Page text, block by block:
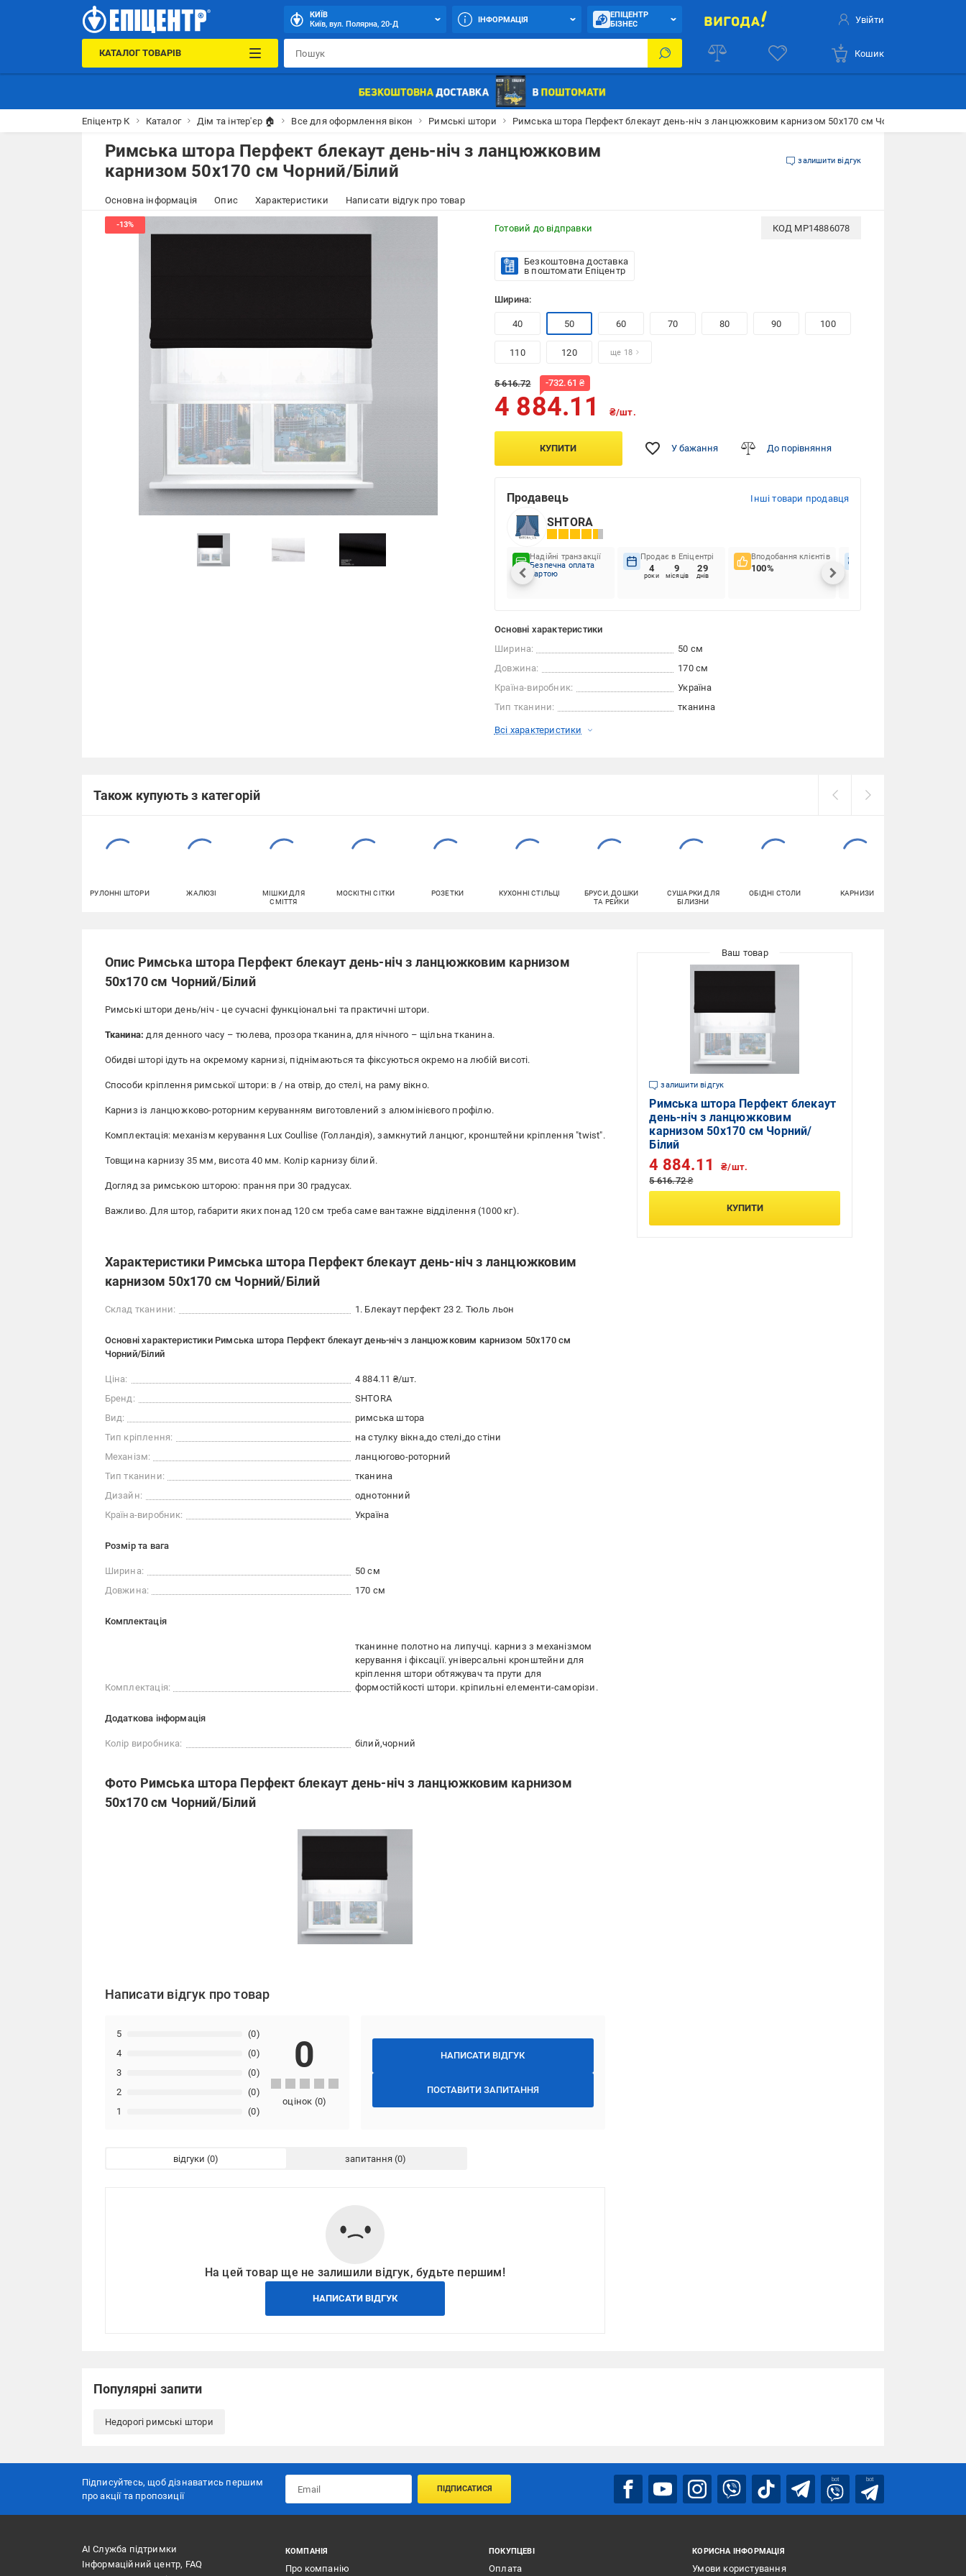
КИЇВ
Київ, вул. Полярна, 20-Д
ІНФОРМАЦІЯ
ЕПІЦЕНТР
БІЗНЕС
Увійти
КАТАЛОГ ТОВАРІВ Кошик
Епіцентр К Каталог Дім та інтер'єр 🏠 Все для оформлення вікон Римські штори Римська штора Перфект блекаут день-ніч з ланцюжковим карнизом 50х170 см Чорний/Білий
Римська штора Перфект блекаут день-ніч з ланцюжковим
карнизом 50х170 см Чорний/Білий
залишити відгук
Основна інформація Опис Характеристики Написати відгук про товар
Готовий до відправки КОД MP14886078
Безкоштовна доставка
в поштомати Епіцентр
Ширина:
40 50 60 70 80 90 100
110 120 ще 18
5 616.72 -732.61 ₴
4 884.11 ₴/шт.
КУПИТИ У бажання До порівняння
Продавець Інші товари продавця
SHTORA
Надійні транзакції
Безпечна оплата
картою
Продає в Епіцентрі
4
роки
9
місяців
29
днів
Вподобання клієнтів
100%
Основні характеристики
Ширина:
50 см
Довжина:
170 см
Країна-виробник:
Україна
Тип тканини:
тканина
Всі характеристики
Також купують з категорій
РУЛОННІ ШТОРИ ЖАЛЮЗІ
МІШКИ ДЛЯ
СМІТТЯ
МОСКІТНІ СІТКИ РОЗЕТКИ КУХОННІ СТІЛЬЦІ
БРУСИ, ДОШКИ
ТА РЕЙКИ
СУШАРКИ ДЛЯ
БІЛИЗНИ
ОБІДНІ СТОЛИ КАРНИЗИ
Опис Римська штора Перфект блекаут день-ніч з ланцюжковим карнизом
50х170 см Чорний/Білий
Римські штори день/ніч - це сучасні функціональні та практичні штори.
Тканина: для денного часу – тюлева, прозора тканина, для нічного – щільна тканина.
Обидві шторі ідуть на окремому карнизі, піднімаються та фіксуються окремо на любій висоті.
Способи кріплення римської штори: в / на отвір, до стелі, на раму вікно.
Карниз із ланцюжково-роторним керуванням виготовлений з алюмінієвого профілю.
Комплектація: механізм керування Lux Coullise (Голландія), замкнутий ланцюг, кронштейни кріплення "twist".
Товщина карнизу 35 мм, висота 40 мм. Колір карнизу білий.
Догляд за римською шторою: прання при 30 градусах.
Важливо. Для штор, габарити яких понад 120 см треба саме вантажне відділення (1000 кг).
Характеристики Римська штора Перфект блекаут день-ніч з ланцюжковим
карнизом 50х170 см Чорний/Білий
Склад тканини: 1. Блекаут перфект 23 2. Тюль льон
Основні характеристики Римська штора Перфект блекаут день-ніч з ланцюжковим карнизом 50х170 см
Чорний/Білий
Ціна:
4 884.11 ₴/шт.
Бренд:
SHTORA
Вид:
римська штора
Тип кріплення:
на стулку вікна до стелі до стіни
Механізм:
ланцюгово-роторний
Тип тканини:
тканина
Дизайн:
однотонний
Країна-виробник:
Україна
Розмір та вага
Ширина:
50 см
Довжина:
170 см
Комплектація
Комплектація:
тканинне полотно на липучці. карниз з механізмом
керування і фіксації. універсальні кронштейни для
кріплення штори обтяжувач та прути для
формостійкості штори. кріпильні елементи-саморізи.
Додаткова інформація
Колір виробника: білий чорний
Фото Римська штора Перфект блекаут день-ніч з ланцюжковим карнизом
50х170 см Чорний/Білий
Написати відгук про товар
НАПИСАТИ ВІДГУК
ПОСТАВИТИ ЗАПИТАННЯ
1 (0)
2 (0)
3 (0)
4 (0)
5 (0)
0
оцінок (0)
відгуки запитання
На цей товар ще не залишили відгук, будьте першим!
НАПИСАТИ ВІДГУК
залишити відгук
Римська штора Перфект блекаут
день-ніч з ланцюжковим
карнизом 50х170 см Чорний/
Білий
5 616.72 ₴
4 884.11 ₴/шт.
КУПИТИ
Популярні запити
Недорогі римські штори
Підписуйтесь, щоб дізнаватись першим
про акції та пропозиції
ПІДПИСАТИСЯ
bot bot
АІ Служба підтримки
Інформаційний центр, FAQ
КОМПАНІЯ
Про компанію
ПОКУПЦЕВІ
Оплата
КОРИСНА ІНФОРМАЦІЯ
Умови користування